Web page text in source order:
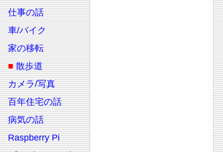
仕事の話
車/バイク
家の移転
■ 散歩道
カメラ/写真
百年住宅の話
病気の話
Raspberry Pi